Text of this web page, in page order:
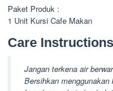
Paket Produk :
1 Unit Kursi Cafe Makan
Care
Jangan terkena air
Bersihkan menggunakan